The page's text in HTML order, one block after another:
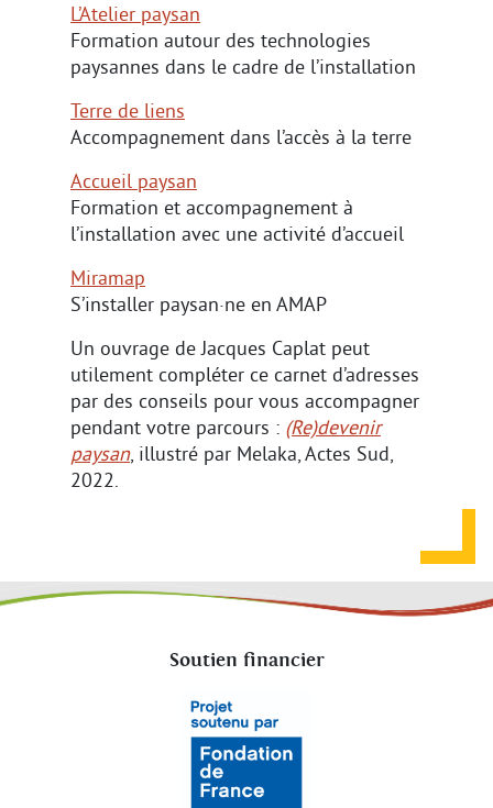
L’Atelier paysan
Formation autour des technologies
paysannes dans le cadre de l’installation
Terre de liens
Accompagnement dans l’accès à la terre
Accueil paysan
Formation et accompagnement à
l’installation avec une activité d’accueil
Miramap
S’installer paysan·ne en AMAP
Un ouvrage de Jacques Caplat peut
utilement compléter ce carnet d’adresses
par des conseils pour vous accompagner
pendant votre parcours : (Re)devenir
paysan, illustré par Melaka, Actes Sud,
2022.
Soutien financier